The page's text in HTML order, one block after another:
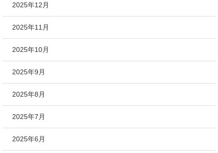
2025年12月
2025年11月
2025年10月
2025年9月
2025年8月
2025年7月
2025年6月